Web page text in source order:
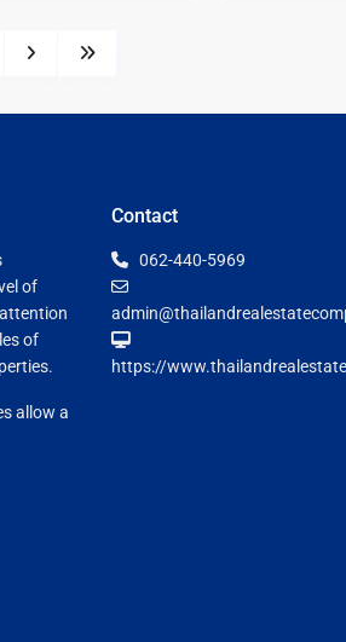
of
of
allow a
Contact
062-440-5969
https://